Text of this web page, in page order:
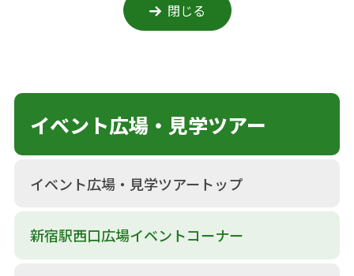
閉じる
イベント広場・見学ツアー
イベント広場・見学ツアートップ
新宿駅西口広場イベントコーナー